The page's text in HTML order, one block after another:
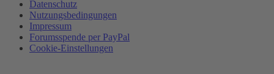
Datenschutz
Nutzungsbedingungen
Impressum
Forumsspende per PayPal
Cookie-Einstellungen